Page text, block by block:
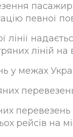
певної
лінії
ліній на
у межах
рейсів на